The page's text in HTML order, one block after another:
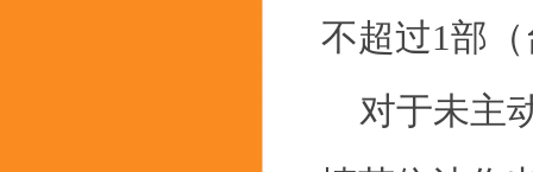
不超过1部
对于未主